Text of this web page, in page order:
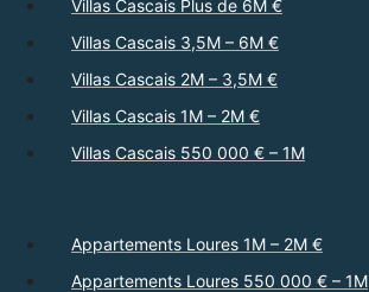
Villas Cascais Plus de 6M €
Villas Cascais 3,5M – 6M €
Villas Cascais 2M – 3,5M €
Villas Cascais 1M – 2M €
Villas Cascais 550 000 € – 1M
Appartements Loures 1M – 2M €
Appartements Loures 550 000 € – 1M